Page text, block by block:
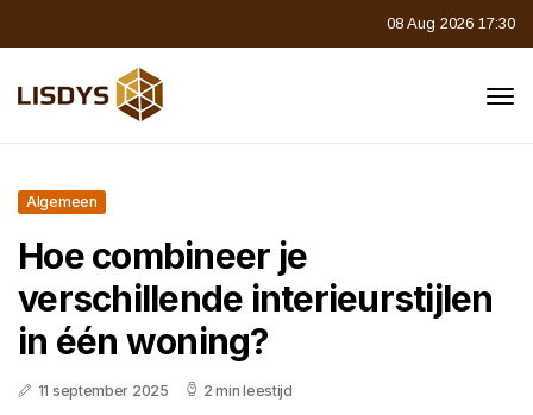
08 Aug 2026 17:30
Algemeen
Hoe combineer je
verschillende interieurstijlen
in één woning?
11 september 2025 2 min leestijd